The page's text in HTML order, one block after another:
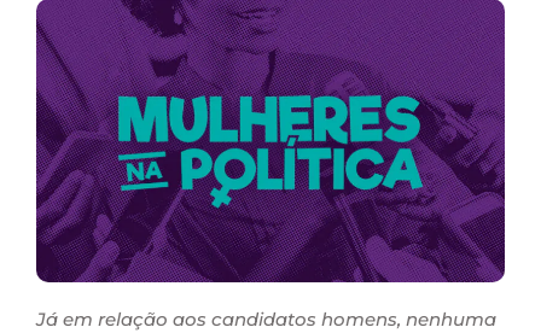
Já em relação aos candidatos homens, nenhuma